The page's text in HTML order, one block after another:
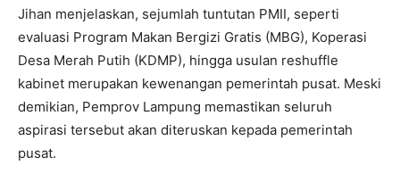
Jihan menjelaskan, sejumlah tuntutan PMII, seperti
evaluasi Program Makan Bergizi Gratis (MBG), Koperasi
Desa Merah Putih (KDMP), hingga usulan reshuffle
kabinet merupakan kewenangan pemerintah pusat. Meski
demikian, Pemprov Lampung memastikan seluruh
aspirasi tersebut akan diteruskan kepada pemerintah
pusat.